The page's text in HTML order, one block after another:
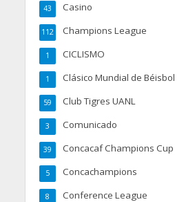
Casino
43
Champions League
112
CICLISMO
1
Clásico Mundial de Béisbol
1
Club Tigres UANL
59
Comunicado
3
Concacaf Champions Cup
39
Concachampions
5
Conference League
8